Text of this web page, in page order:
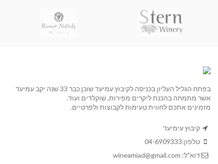
בפתח הגליל העליון בכניסה לקיבוץ עמיעד שוכן כבר 33 שנה יקב עמיעד
אשר מתמחה בהכנת ליקרים מפירות, שוקלדים ועוד.
מזמינים אתכם לחווית טעימות לקבוצות ולפרטיים.
קיבוץ עימיעד
טלפון:04-6909333
דוא"ל: wineamiad@gmail.com